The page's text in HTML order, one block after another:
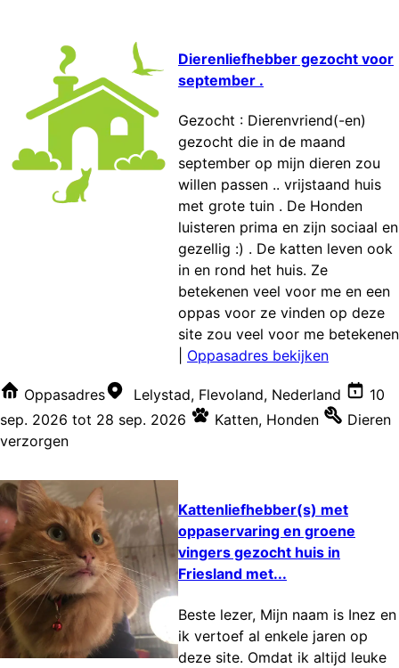
Dierenliefhebber gezocht voor
september .
Gezocht : Dierenvriend(-en)
gezocht die in de maand
september op mijn dieren zou
willen passen .. vrijstaand huis
met grote tuin . De Honden
luisteren prima en zijn sociaal en
gezellig :) . De katten leven ook
in en rond het huis. Ze
betekenen veel voor me en een
oppas voor ze vinden op deze
site zou veel voor me betekenen
Oppasadres bekijken
Oppasadres Lelystad, Flevoland, Nederland
10
sep. 2026 tot 28 sep. 2026 Katten, Honden
Dieren
verzorgen
Kattenliefhebber(s) met
oppaservaring en groene
vingers gezocht huis in
Friesland met...
Beste lezer, Mijn naam is Inez en
ik vertoef al enkele jaren op
deze site. Omdat ik altijd leuke